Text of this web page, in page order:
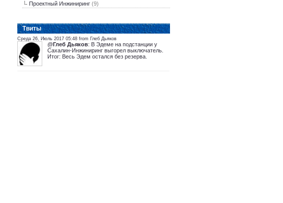
Проектный Инжиниринг (9)
Tвиты
Среда 26, Июль 2017 05:48 from Глеб Дьяков
@Глеб Дьяков: В Эдеме на подстанции у
Сахалин-Инжиниринг выгорел выключатель.
Итог: Весь Эдем остался без резерва.